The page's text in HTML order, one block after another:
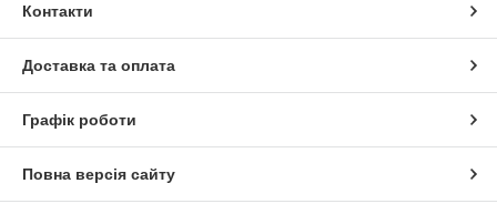
Контакти
Доставка та оплата
Графік роботи
Повна версія сайту